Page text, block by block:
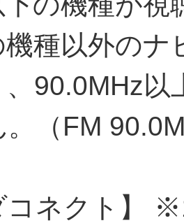
種以外のナ
、90.0MHz
。（FM
コネクト】